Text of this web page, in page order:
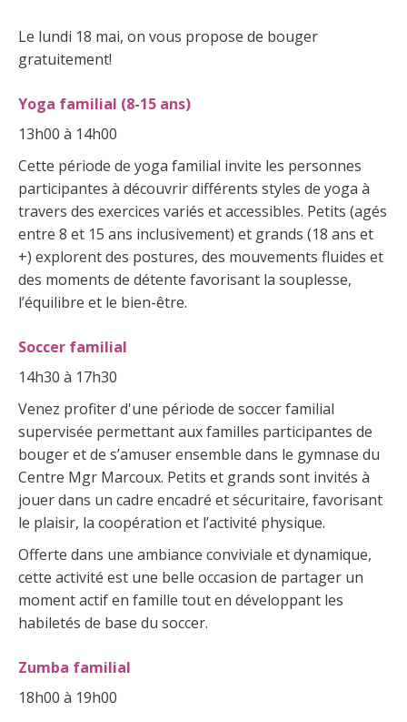
Le lundi 18 mai, on vous propose de bouger
gratuitement!
Yoga familial (8-15 ans)
13h00 à 14h00
Cette période de yoga familial invite les personnes
participantes à découvrir différents styles de yoga à
travers des exercices variés et accessibles. Petits (agés
entre 8 et 15 ans inclusivement) et grands (18 ans et
+) explorent des postures, des mouvements fluides et
des moments de détente favorisant la souplesse,
l’équilibre et le bien-être.
Soccer familial
14h30 à 17h30
Venez profiter d'une période de soccer familial
supervisée permettant aux familles participantes de
bouger et de s’amuser ensemble dans le gymnase du
Centre Mgr Marcoux. Petits et grands sont invités à
jouer dans un cadre encadré et sécuritaire, favorisant
le plaisir, la coopération et l’activité physique.
Offerte dans une ambiance conviviale et dynamique,
cette activité est une belle occasion de partager un
moment actif en famille tout en développant les
habiletés de base du soccer.
Zumba familial
18h00 à 19h00